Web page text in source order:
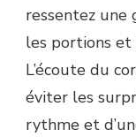
ressentez une
les portions et
L’écoute du
éviter les
rythme et